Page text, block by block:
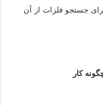
جستجو فلزات از آن‌
کار